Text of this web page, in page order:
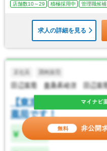
店舗数10～29
積極採用中 管理職候補
求人の詳細を見る